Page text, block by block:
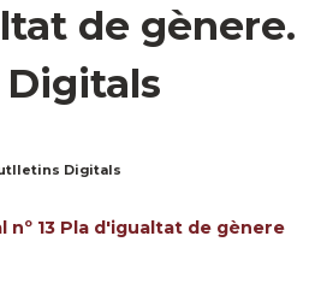
de gènere.
Digitals
nº 13 Pla d'igualtat de gènere